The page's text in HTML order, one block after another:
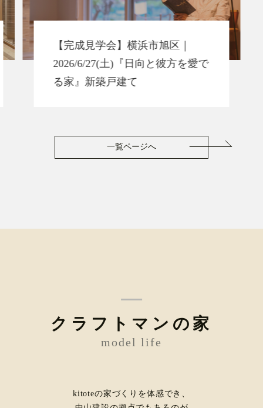
【完成見学会】横浜市旭区｜
2026/6/27(土)『日向と彼方を愛で
る家』新築戸建て
一覧ページへ
クラフトマンの家
model life
kitoteの家づくりを体感でき、